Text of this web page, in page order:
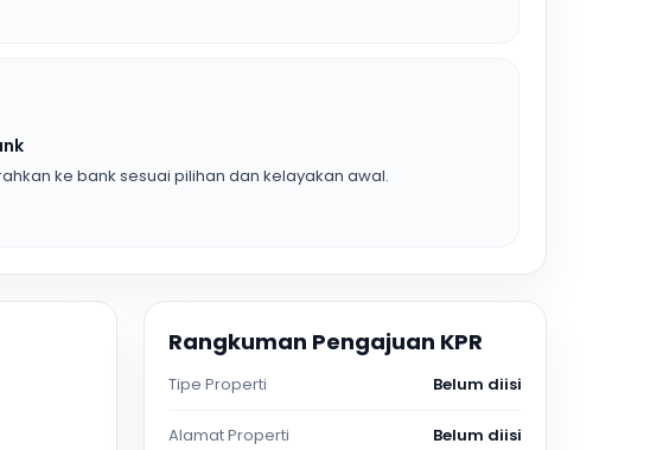
ke bank sesuai pilihan dan kelayakan awal.
Rangkuman Pengajuan KPR
Tipe Properti Belum diisi
Alamat Properti Belum diisi